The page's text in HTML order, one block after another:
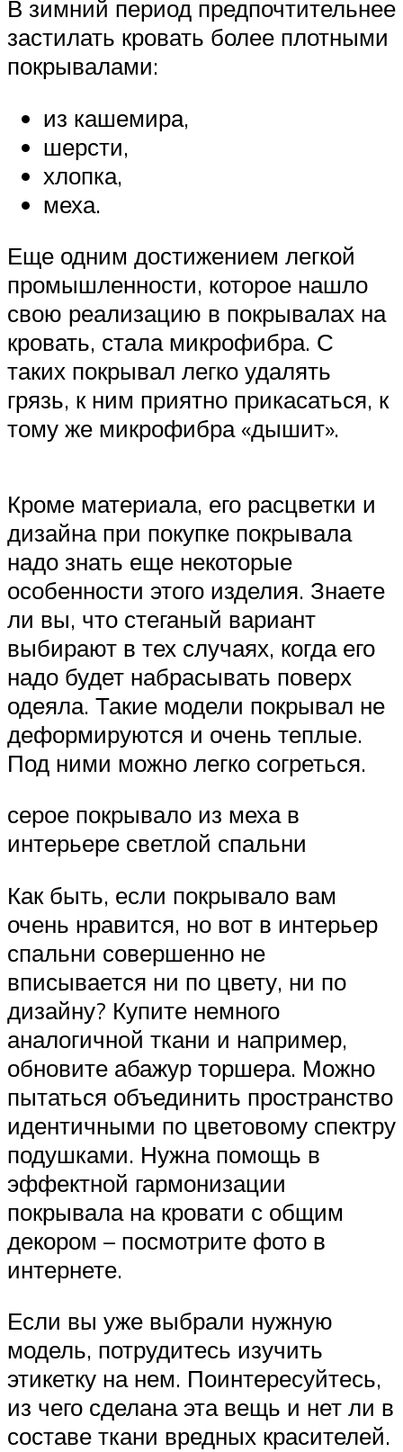
В зимний период предпочтительнее
застилать кровать более плотными
покрывалами:
из кашемира,
шерсти,
хлопка,
меха.
Еще одним достижением легкой
промышленности, которое нашло
свою реализацию в покрывалах на
кровать, стала микрофибра. С
таких покрывал легко удалять
грязь, к ним приятно прикасаться, к
тому же микрофибра «дышит».
Кроме материала, его расцветки и
дизайна при покупке покрывала
надо знать еще некоторые
особенности этого изделия. Знаете
ли вы, что стеганый вариант
выбирают в тех случаях, когда его
надо будет набрасывать поверх
одеяла. Такие модели покрывал не
деформируются и очень теплые.
Под ними можно легко согреться.
серое покрывало из меха в
интерьере светлой спальни
Как быть, если покрывало вам
очень нравится, но вот в интерьер
спальни совершенно не
вписывается ни по цвету, ни по
дизайну? Купите немного
аналогичной ткани и например,
обновите абажур торшера. Можно
пытаться объединить пространство
идентичными по цветовому спектру
подушками. Нужна помощь в
эффектной гармонизации
покрывала на кровати с общим
декором – посмотрите фото в
интернете.
Если вы уже выбрали нужную
модель, потрудитесь изучить
этикетку на нем. Поинтересуйтесь,
из чего сделана эта вещь и нет ли в
составе ткани вредных красителей.